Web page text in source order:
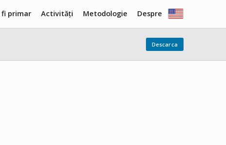
Despre
Metodologie
Activități
fi primar
Descarca